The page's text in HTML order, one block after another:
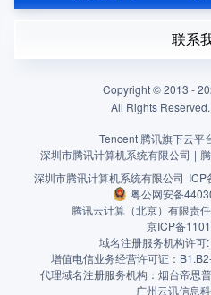
联系
Copyright © 2013 -
All Rights
Tencent 腾讯旗下云平
深圳市腾讯计算机系统有限公司 |
深圳市腾讯计算机系统有限公司 ICP
粤公网安备
腾讯云计算（北京）有限责
京ICP备
域名注册服务机构许可:
增值电信业务经营许可证：
代理域名注册服务机构：烟台帝思
广州云讯信息